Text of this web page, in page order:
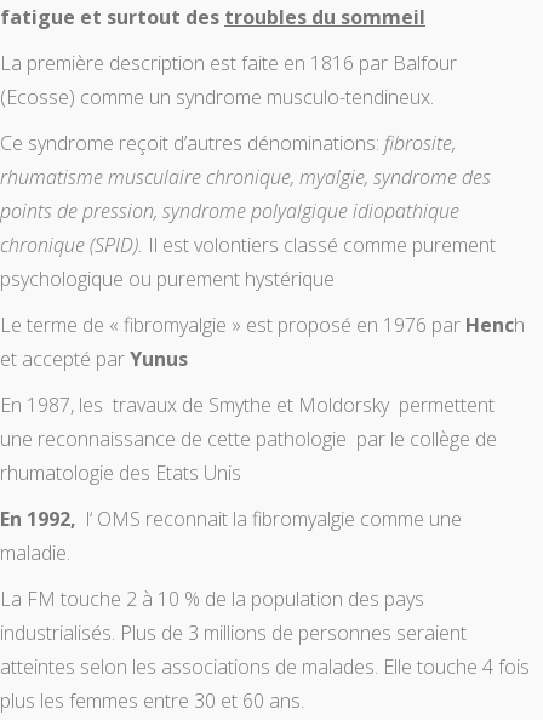
fatigue et surtout des troubles du sommeil
La première description est faite en 1816 par Balfour
(Ecosse) comme un syndrome musculo-tendineux.
Ce syndrome reçoit d’autres dénominations: fibrosite,
rhumatisme musculaire chronique, myalgie, syndrome des
points de pression, syndrome polyalgique idiopathique
chronique (SPID). Il est volontiers classé comme purement
psychologique ou purement hystérique
Le terme de « fibromyalgie » est proposé en 1976 par Hench
et accepté parYunus
En 1987, les travaux de Smythe et Moldorsky permettent
une reconnaissance de cette pathologie par le collège de
rhumatologie des Etats Unis
En 1992, l‘ OMS reconnait la fibromyalgie comme une
maladie.
La FM touche 2 à 10 % de la population des pays
industrialisés. Plus de 3 millions de personnes seraient
atteintes selon les associations de malades. Elle touche 4 fois
plus les femmes entre 30 et 60 ans.